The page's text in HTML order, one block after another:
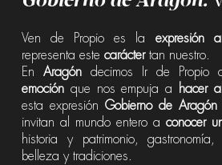
Ven de Propio es la expresión
representa estecaráctertan nuestro.
EnAragón decimos Ir de Propio
emoción que nos empuja a hacer
esta expresiónGobierno de
invitan al mundo entero a conocer
historia y patrimonio,
belleza y tradiciones.